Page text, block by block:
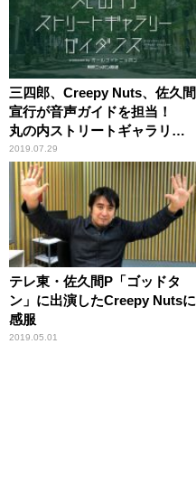
三四郎、Creepy Nuts、佐久間
宣行が音声ガイドを担当！
丸の内ストリートギャラリー
とオールナイトニッポンが初
コラボ！
2019.07.29
テレ東・佐久間P「ゴッドタ
ン」に出演したCreepy Nutsに
感服
2019.05.01